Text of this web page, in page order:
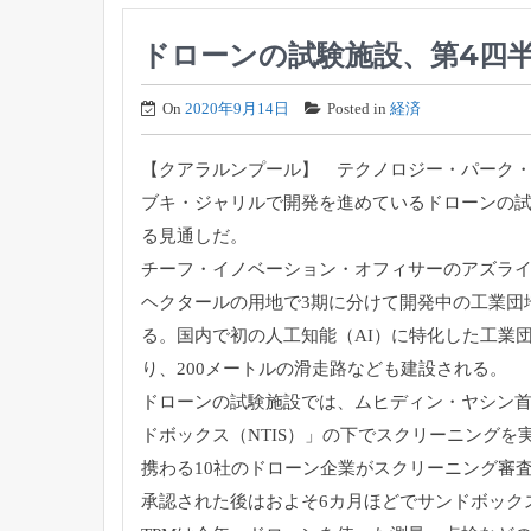
ドローンの試験施設、第4四
On 2020年9月14日 Posted in 経済
【クアラルンプール】 テクノロジー・パーク
ブキ・ ジャリルで開発を進めているドローンの
る見通しだ。
チーフ・イノベーション・オフィサーのアズラ
ヘクタールの用地で3期に分けて開発中の工業団
る。
国内で初の人工知能（AI）に特化した工業
り、 200メートルの滑走路なども建設される。
ドローンの試験施設では、ムヒディン・ ヤシン
ドボックス（NTIS）」の下でスクリーニングを
携わる10社のドローン企業がスクリーニング審
承認された後はおよそ6カ月ほどでサンドボック